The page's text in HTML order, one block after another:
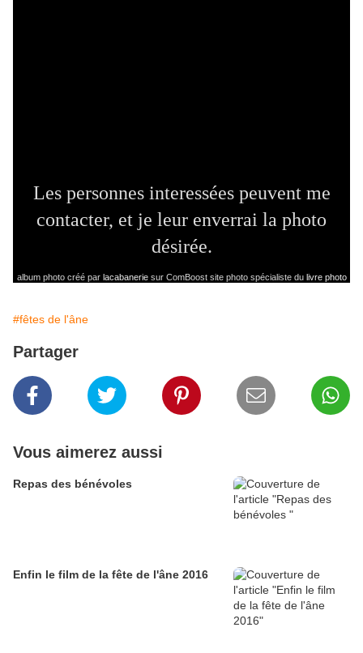
Les personnes interessées peuvent me
contacter, et je leur enverrai la photo
désirée.
album photocréé par lacabaneriesur ComBoost site photo spécialiste du livre photo
#fêtes de l'âne
Partager
Vous aimerez aussi
Repas des bénévoles
Enfin le film de la fête de l'âne 2016